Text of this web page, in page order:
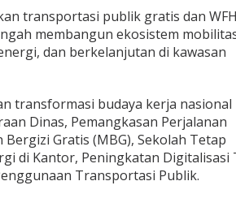
transportasi publik gratis dan WFH
membangun ekosistem
dan berkelanjutan di kawasan
transformasi budaya kerja nasional
Dinas, Pemangkasan Perjalanan
Gratis (MBG), Sekolah Tetap
di Kantor, Peningkatan Digitalisasi
Transportasi Publik.